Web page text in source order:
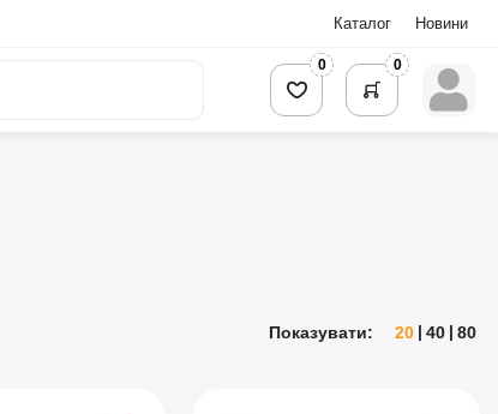
Каталог Новини
0 0
Показувати: 20 40 80